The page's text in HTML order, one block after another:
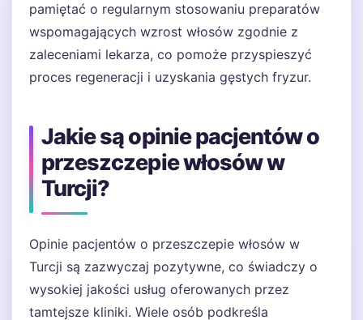
pamiętać o regularnym stosowaniu preparatów
wspomagających wzrost włosów zgodnie z
zaleceniami lekarza, co pomoże przyspieszyć
proces regeneracji i uzyskania gęstych fryzur.
Jakie są opinie pacjentów o
przeszczepie włosów w
Turcji?
Opinie pacjentów o przeszczepie włosów w
Turcji są zazwyczaj pozytywne, co świadczy o
wysokiej jakości usług oferowanych przez
tamtejsze kliniki. Wiele osób podkreśla